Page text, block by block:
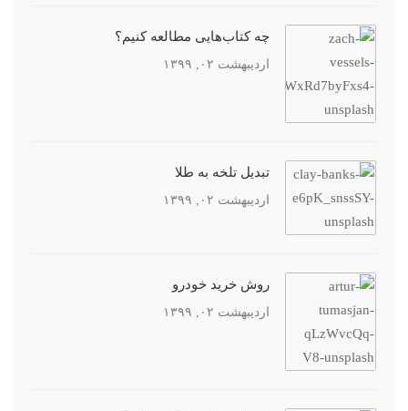
چه کتاب‌هایی مطالعه کنیم؟
اردیبهشت ۰۲, ۱۳۹۹
تبدیل تلخه به طلا
اردیبهشت ۰۲, ۱۳۹۹
روش خرید خودرو
اردیبهشت ۰۲, ۱۳۹۹